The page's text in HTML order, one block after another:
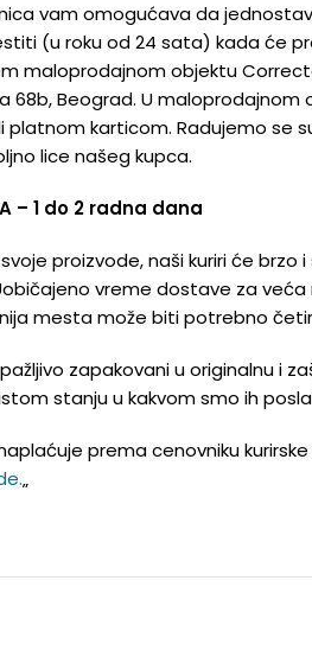
vam omogućava da
(u roku od 24 sata) kada će
maloprodajnom objektu
68b, Beograd. U
karticom. Radujemo se
lice našeg kupca.
– 1 do 2 radna dana
proizvode, naši kuriri će brzo
vreme dostave za
mesta može biti potrebno
zapakovani u originalnu i
stanju u kakvom smo ih
prema cenovniku
„